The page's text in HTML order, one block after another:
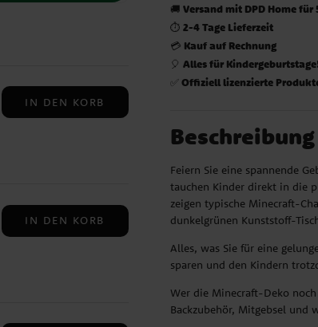
IN DEN KORB
IN DEN KORB
🚚Versand mit DPD Home für
⏱️2-4 Tage Lieferzeit
💳 Kauf auf Rechnung
🎈Alles für
✅Offiziell lizenzierte
Beschreibung
Feiern Sie eine spannende
tauchen Kinder direkt in die
zeigen typische Minecraft-
dunkelgrünen Kunststoff-
Alles, was Sie für eine
sparen und den Kindern
Wer die Minecraft-Deko
Backzubehör, Mitgebsel und